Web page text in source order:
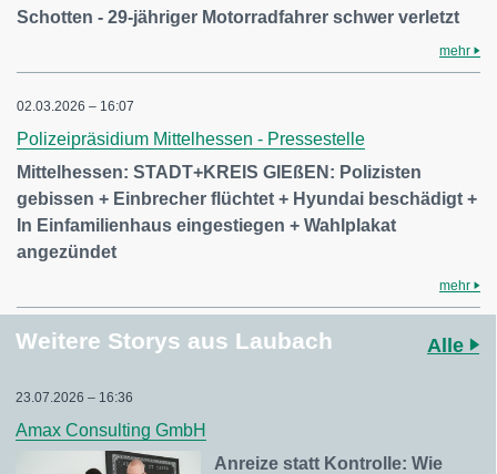
Schotten - 29-jähriger Motorradfahrer schwer verletzt
mehr
02.03.2026 – 16:07
Polizeipräsidium Mittelhessen - Pressestelle
Mittelhessen: STADT+KREIS GIEßEN: Polizisten
gebissen + Einbrecher flüchtet + Hyundai beschädigt +
In Einfamilienhaus eingestiegen + Wahlplakat
angezündet
mehr
Weitere Storys aus Laubach Alle
23.07.2026 – 16:36
Amax Consulting GmbH
Anreize statt Kontrolle: Wie